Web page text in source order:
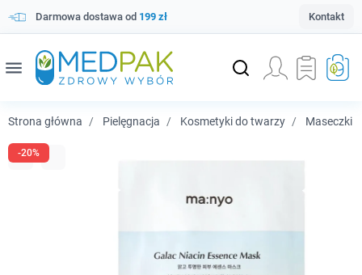
Darmowa dostawa od 199 zł Kontakt
menu
Strona główna Pielęgnacja Kosmetyki do twarzy Maseczki i
-20%